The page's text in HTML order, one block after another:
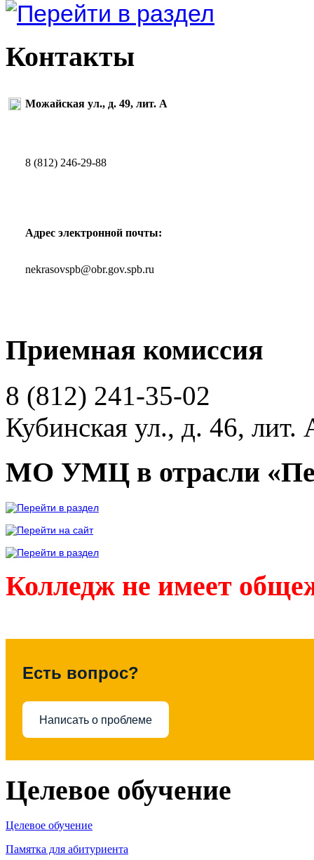
Контакты
Можайская ул., д. 49, лит. А
8 (812) 246-29-88
Адрес электронной почты:
nekrasovspb@obr.gov.spb.ru
Приемная комиссия
8 (812) 241-35-02
Кубинская ул., д. 46, лит.
МО УМЦ в отрасли
Колледж не имеет
Есть вопрос?
Написать о проблеме
Целевое обучение
Целевое обучение
Памятка для абитуриента